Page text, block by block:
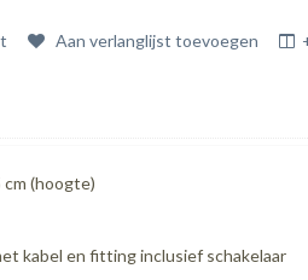
Aan verlanglijst toevoegen
(hoogte)
kabel en fitting inclusief schakelaar